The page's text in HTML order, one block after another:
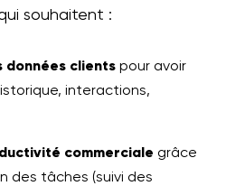
souhaitent :
données clients pour avoir
interactions,
commerciale grâce
des tâches (suivi des